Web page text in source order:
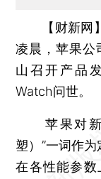
【财新网
凌晨，苹果公
山召开产品
Watch问世。
苹果对新
塑）”一词作
在各性能参